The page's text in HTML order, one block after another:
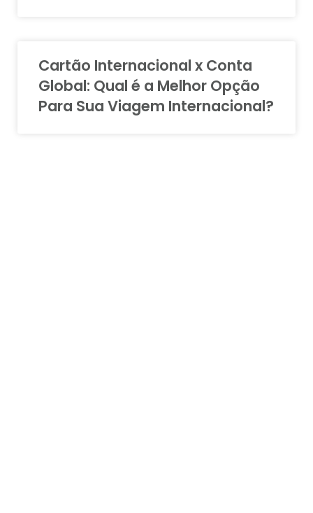
Cartão Internacional x Conta
Global: Qual é a Melhor Opção
Para Sua Viagem Internacional?